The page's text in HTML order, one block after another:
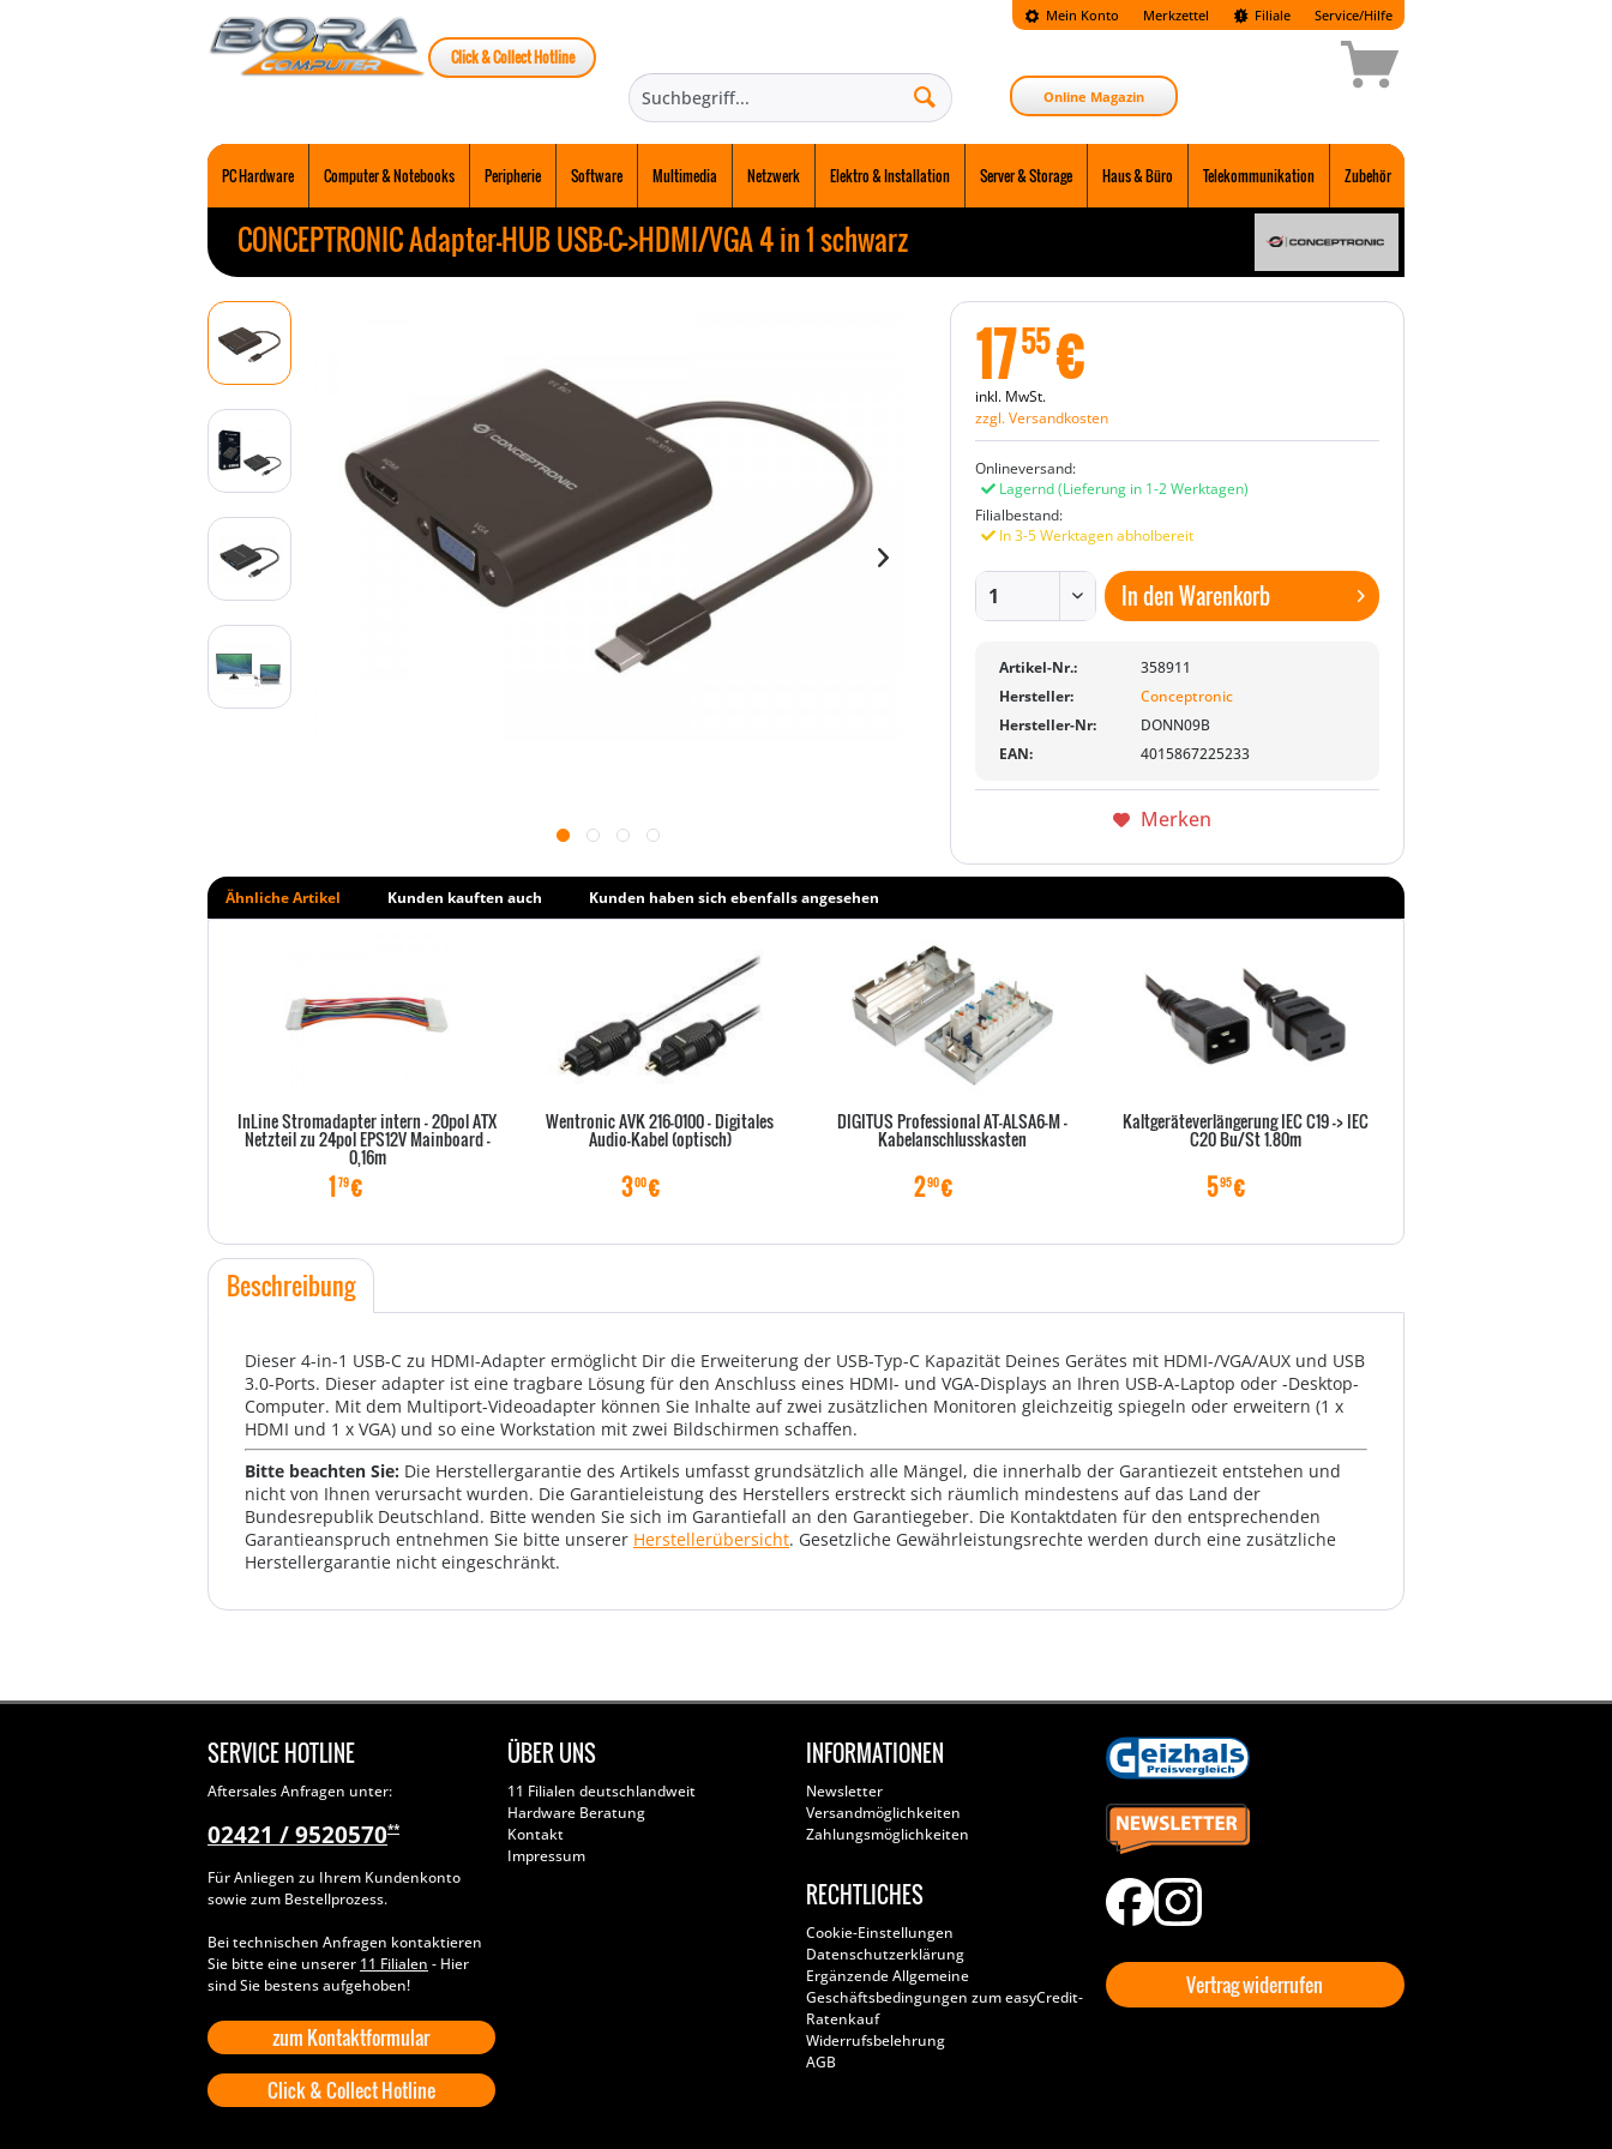
Mein Konto Merkzettel
Click & Collect Hotline
Filiale Service/Hilfe
Online Magazin
PC Hardware Computer & Notebooks Peripherie Software Multimedia Netzwerk Elektro & Installation Server & Storage Haus & Büro Telekommunikation Zubehör
CONCEPTRONIC Adapter-HUB USB-C->HDMI/VGA 4 in 1 schwarz
1755€
inkl. MwSt.
zzgl. Versandkosten
Onlineversand:
Lagernd(Lieferung in 1-2 Werktagen)
Filialbestand:
In 3-5 Werktagen abholbereit
In denWarenkorb
Artikel-Nr.:
358911
Hersteller:
Conceptronic
Hersteller-Nr:
DONN09B
EAN:
4015867225233
Merken
Ähnliche Artikel Kunden kauften auch Kunden haben sich ebenfalls angesehen
InLine Stromadapter intern - 20pol ATX
Netzteil zu 24pol EPS12V Mainboard -
0,16m
1 79€
Wentronic AVK 216-0100 - Digitales
Audio-Kabel (optisch)
300€
DIGITUS Professional AT-ALSA6-M -
Kabelanschlusskasten
290€
Kaltgeräteverlängerung IEC C19 -> IEC
C20 Bu/St 1.80m
595€
Beschreibung
Dieser 4-in-1 USB-C zu HDMI-Adapter ermöglicht Dir die Erweiterung der USB-Typ-C Kapazität Deines Gerätes mit HDMI-/VGA/AUX und USB
3.0-Ports. Dieser adapter ist eine tragbare Lösung für den Anschluss eines HDMI- und VGA-Displays an Ihren USB-A-Laptop oder -Desktop-
Computer. Mit dem Multiport-Videoadapter können Sie Inhalte auf zwei zusätzlichen Monitoren gleichzeitig spiegeln oder erweitern (1 x
HDMI und 1 x VGA) und so eine Workstation mit zwei Bildschirmen schaffen.
Bitte beachten Sie: Die Herstellergarantie des Artikels umfasst grundsätzlich alle Mängel, die innerhalb der Garantiezeit entstehen und
nicht von Ihnen verursacht wurden. Die Garantieleistung des Herstellers erstreckt sich räumlich mindestens auf das Land der
Bundesrepublik Deutschland. Bitte wenden Sie sich im Garantiefall an den Garantiegeber. Die Kontaktdaten für den entsprechenden
Garantieanspruch entnehmen Sie bitte unserer Herstellerübersicht. Gesetzliche Gewährleistungsrechte werden durch eine zusätzliche
Herstellergarantie nicht eingeschränkt.
SERVICE HOTLINE
Aftersales Anfragen unter:
02421 / 9520570**
Für Anliegen zu Ihrem Kundenkonto
sowie zum Bestellprozess.
Bei technischen Anfragen kontaktieren
Sie bitte eine unserer 11 Filialen - Hier
sind Sie bestens aufgehoben!
zum Kontaktformular
Click & Collect Hotline
ÜBER UNS
11 Filialen deutschlandweit
Hardware Beratung
Kontakt
Impressum
INFORMATIONEN
Newsletter
Versandmöglichkeiten
Zahlungsmöglichkeiten
RECHTLICHES
Cookie-Einstellungen
Datenschutzerklärung
Ergänzende Allgemeine
Geschäftsbedingungen zum easyCredit-
Ratenkauf
Widerrufsbelehrung
AGB
Vertrag widerrufen